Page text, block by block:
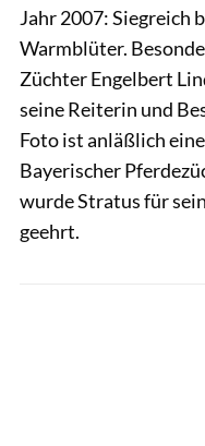
Jahr 2007: Siegreich
Warmblüter.
Züchter Engelbert
seine Reiterin und
Foto ist anläßlich
Bayerischer
wurde Stratus für
geehrt.